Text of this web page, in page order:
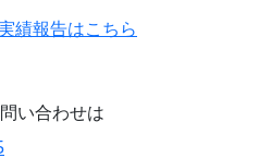
績報告はこちら
い合わせは